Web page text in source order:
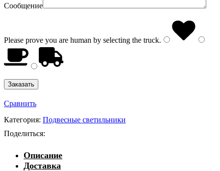
Сообщение
Please prove you are human by selecting the truck.
Сравнить
Категория: Подвесные светильники
Поделиться:
Описание
Доставка